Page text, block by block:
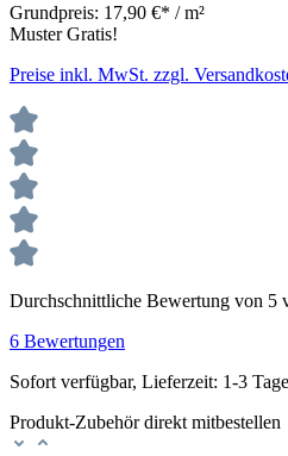
Grundpreis: 17,90 €* / m²
Muster Gratis!
Preise inkl. MwSt. zzgl.
Durchschnittliche Bewertung von 5
6 Bewertungen
Sofort verfügbar, Lieferzeit: 1-3 Tage
Produkt-Zubehör direkt mitbestellen